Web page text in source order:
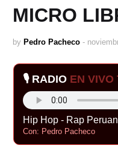
MICRO
by Pedro Pacheco -
🎙️ RADIO EN VIVO
Hip Hop - Rap
Con: Pedro Pacheco